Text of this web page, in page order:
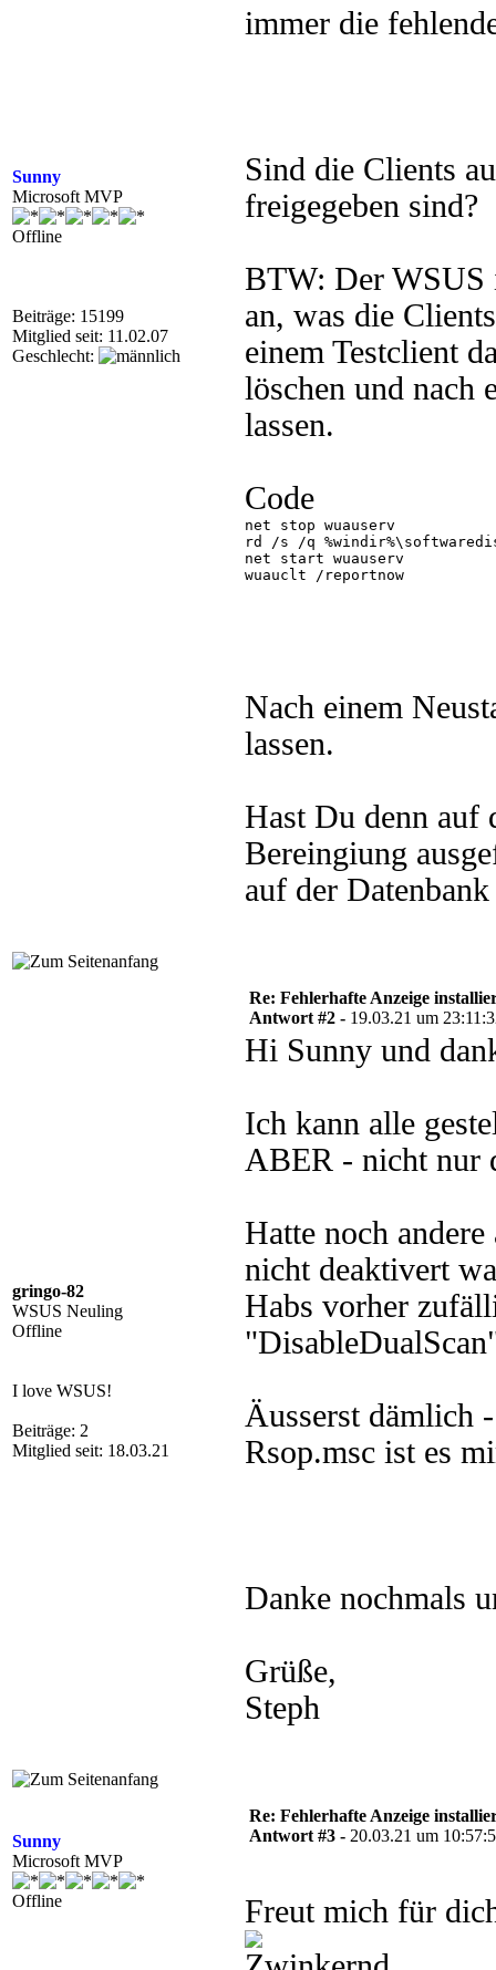
Sunny
Microsoft MVP
Offline
Beiträge: 15199
Mitglied seit: 11.02.07
Geschlecht:
immer die
Sind die Clients
freigegeben sind?
BTW: Der WSUS
an, was die
einem Testclient
löschen und nach
lassen.
Code
net stop wuauserv
rd /s /q
net start wuauserv
wuauclt /reportnow
Nach einem
lassen.
Hast Du denn auf
Bereingiung
auf der
gringo-82
WSUS Neuling
Offline
I love WSUS!
Beiträge: 2
Mitglied seit: 18.03.21
Re: Fehlerhafte Anzeige
Antwort #2 - 19.03.21 um
Hi Sunny und
Ich kann alle
ABER - nicht nur
Hatte noch
nicht deaktivert
Habs vorher
Äusserst dämlich
Rsop.msc ist es
Danke nochmals
Grüße,
Steph
Sunny
Microsoft MVP
Offline
Re: Fehlerhafte Anzeige
Antwort #3 - 20.03.21 um
Freut mich für